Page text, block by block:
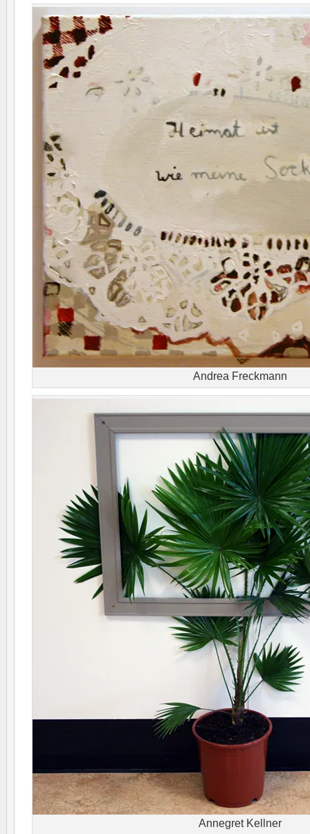
Andrea Freckmann
Annegret Kellner